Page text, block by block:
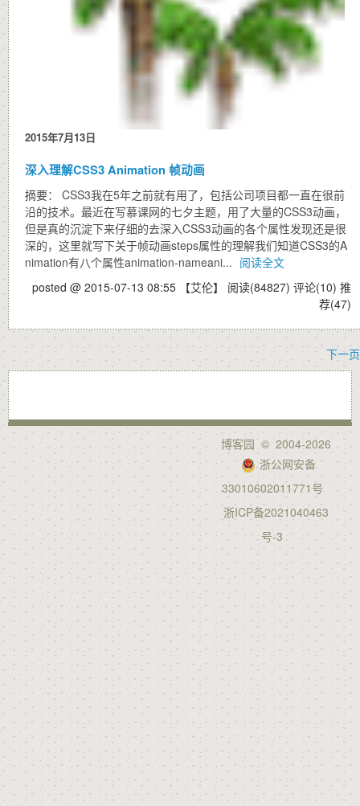
2015年7月13日
深入理解CSS3 Animation 帧动画
摘要： CSS3我在5年之前就有用了，包括公司项目都一直在很前
沿的技术。最近在写慕课网的七夕主题，用了大量的CSS3动画，
但是真的沉淀下来仔细的去深入CSS3动画的各个属性发现还是很
深的，这里就写下关于帧动画steps属性的理解我们知道CSS3的A
nimation有八个属性animation-nameani... 阅读全文
posted @ 2015-07-13 08:55 【艾伦】 阅读(84827) 评论(10) 推
荐(47)
下一页
博客园© 2004-2026
浙公网安备
33010602011771号
浙ICP备2021040463
号-3